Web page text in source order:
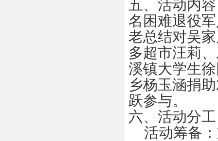
五、活动内
名困难退役
老总结对吴
多超市汪莉
溪镇大学生
乡杨玉涵捐
跃参与。
六、活动分工
活动筹备：